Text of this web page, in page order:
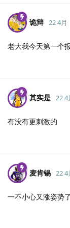
诡辩 22 4月
老大我今天第一个
其实是 22 4
有没有更刺激的
麦肯锡 22 4
一不小心又涨姿势了